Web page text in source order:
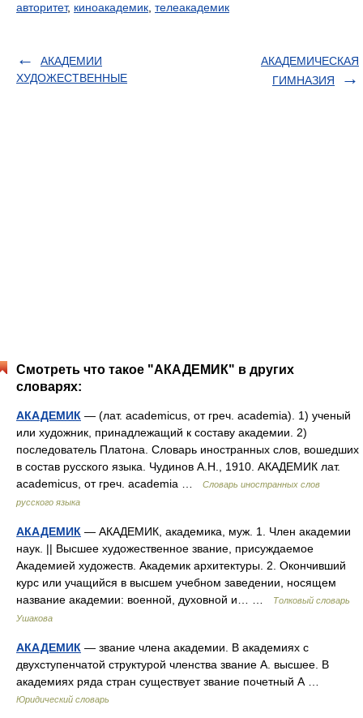
авторитет, киноакадемик телеакадемик
АКАДЕМИИ
ХУДОЖЕСТВЕННЫЕ
АКАДЕМИЧЕСКАЯ
ГИМНАЗИЯ
Смотреть что такое "АКАДЕМИК" в других
словарях:
АКАДЕМИК — (лат. academicus, от греч. academia). 1) ученый
или художник, принадлежащий к составу академии. 2)
последователь Платона. Словарь иностранных слов, вошедших
в состав русского языка. Чудинов А.Н., 1910. АКАДЕМИК лат.
academicus, от греч. academia …
Словарь иностранных слов
русского языка
АКАДЕМИК — АКАДЕМИК, академика, муж. 1. Член академии
наук. || Высшее художественное звание, присуждаемое
Академией художеств. Академик архитектуры. 2. Окончивший
курс или учащийся в высшем учебном заведении, носящем
название академии: военной, духовной и… …
Толковый словарь
Ушакова
АКАДЕМИК — звание члена академии. В академиях с
двухступенчатой структурой членства звание А. высшее. В
академиях ряда стран существует звание почетный А …
Юридический словарь